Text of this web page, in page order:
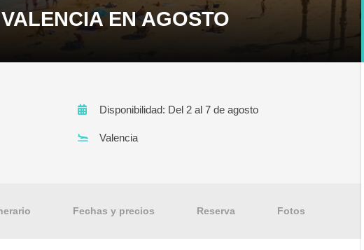
EN AGOSTO
Disponibilidad: Del 2 al 7 de agosto
Valencia
Fechas y precios Reserva Fotos